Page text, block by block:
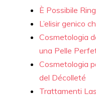
È Possibile
L’elisir genico
Cosmetologia
una Pelle
Cosmetologia
del Décolleté
Trattamenti